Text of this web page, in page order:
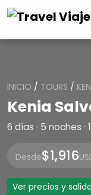
INICIO / TOURS /
Kenia
6 días · 5 noches ·
Desde$1,916
Ver precios y